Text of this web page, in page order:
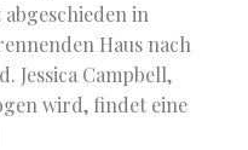
in
Haus nach
Jessica Campbell,
wird, findet eine